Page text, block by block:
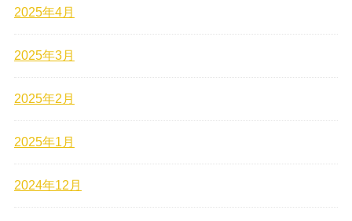
2025年4月
2025年3月
2025年2月
2025年1月
2024年12月